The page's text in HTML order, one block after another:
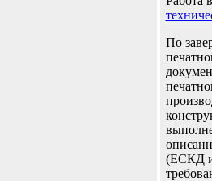
По
(ЕСКД